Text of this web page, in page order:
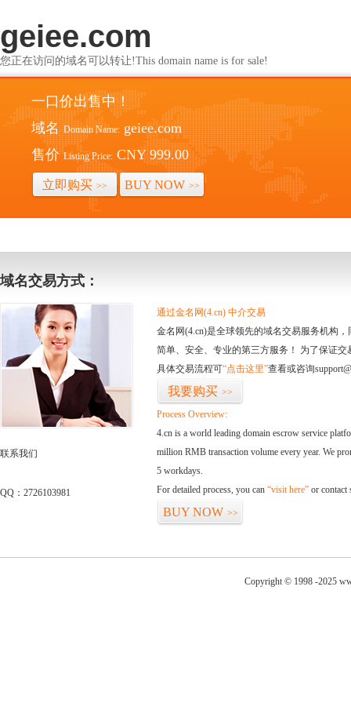
geiee.com
您正在访问的域名可以转让!This domain name is for sale!
一口价出售中！
域名 Domain Name: geiee.com
售价 Listing Price: CNY 999.00
立即购买 >> BUY NOW >>
域名交易方式：
联系我们
QQ：2726103981
通过金名网(4.cn) 中介交易
金名网(4.cn)是全球领先的域名交易服务机构
简单、安全、专业的第三方服务！ 为了保证
具体交易流程可“点击这里”查看或咨询
我要购买 >>
Process Overview:
4.cn is a world leading domain escrow service
million RMB transaction volume every year. We
5 workdays.
For detailed process, you can “visit here” or contact
BUY NOW >>
Copyright © 1998 -2025